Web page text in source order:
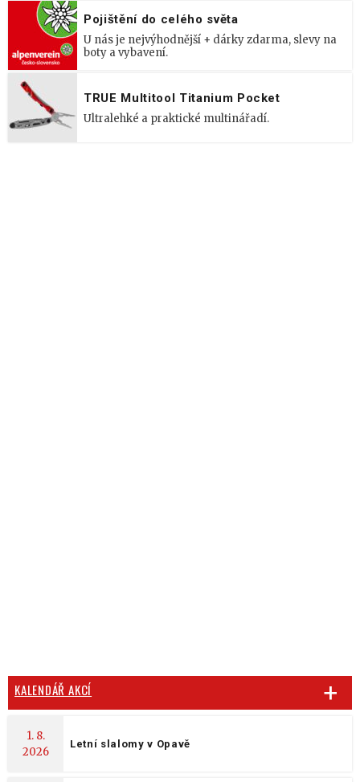
Pojištění do celého světa
U nás je nejvýhodnější + dárky zdarma, slevy na
boty a vybavení.
TRUE Multitool Titanium Pocket
Ultralehké a praktické multinářadí.
KALENDÁŘ AKCÍ
1. 8.
2026
Letní slalomy v Opavě